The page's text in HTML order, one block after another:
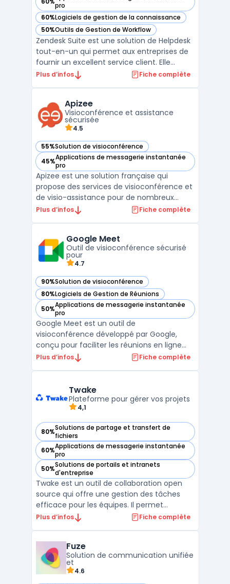
pro
— voir Zendesk Suite dans cette catégorie
60%Logiciels de gestion de la connaissance
— voir Zendesk Suite dans cette catégorie
50%Outils de Gestion de Workflow
— voir Zendesk Suite dans cette catégorie
Zendesk Suite est une solution de Helpdesk
tout-en-un qui permet aux entreprises de
fournir un excellent service client. Elle
comprend un logiciel de support client, de
peuvent personnaliser la suite selon leurs
besoins ...
Plus d’infos Fiche complète
Apizee
Visioconférence et assistance
sécurisée
4.5
55%Solution de visioconférence
— voir Apizee dans cette catégorie
45%Applications de messagerie instantanée
pro
— voir Apizee dans cette catégorie
Apizee est une solution française qui
propose des services de visioconférence et
de visio-assistance pour de nombreux
secteurs comme la santé, l’industrie, et le
des visioconférences directement depuis
un navigateu ...
Plus d’infos Fiche complète
Google Meet
Outil de visioconférence sécurisé
pour
4.7
90%Solution de visioconférence
— voir Google Meet dans cette catégorie
80%Logiciels de Gestion de Réunions
— voir Google Meet dans cette catégorie
50%Applications de messagerie instantanée
pro
— voir Google Meet dans cette catégorie
Google Meet est un outil de
visioconférence développé par Google,
conçu pour faciliter les réunions en ligne
sécurisées et la collaboration en temps
avec une haute qualité audio et vidéo,
grâce à des technologies a ...
Plus d’infos Fiche complète
Twake
Plateforme pour gérer vos projets
4,1
80%Solutions de partage et transfert de
fichiers
— voir Twake dans cette catégorie
60%Applications de messagerie instantanée
pro
— voir Twake dans cette catégorie
50%Solutions de portails et intranets
d'entreprise
— voir Twake dans cette catégorie
Twake est un outil de collaboration open
source qui offre une gestion des tâches
efficace pour les équipes. Il permet
d'organiser les tâches, les projets, le
travail en équipe plus productif et plus
facile, grâce à u ...
Plus d’infos Fiche complète
Fuze
Solution de communication unifiée
et
4.6